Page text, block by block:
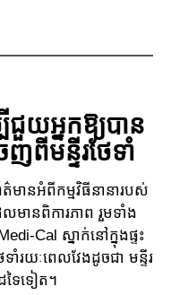
ជួយអ្នកឱ្យបាន
ញពីមន្ទីរថែទាំ
មាន​អំពីកម្មវិធី​នានា​របស់
មាន​ពិការភាព​ រួមទាំង​
Ca​l ស្នាក់​នៅ​ក្នុងផ្ទះ​
រយៈពេលវែង​ដូច​ជា​ មន្ទីរ​
ដទៃ​ទៀត​។​